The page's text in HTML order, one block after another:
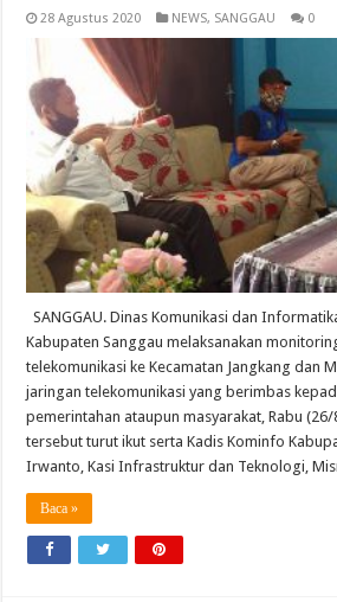
28 Agustus 2020 NEWS, SANGGAU 0
SANGGAU. Dinas Komunikasi dan
Kabupaten Sanggau melaksanakan
telekomunikasi ke Kecamatan Jangkang dan
jaringan telekomunikasi yang berimbas
pemerintahan ataupun masyarakat, Rabu
tersebut turut ikut serta Kadis Kominfo
Irwanto, Kasi Infrastruktur dan Teknologi,
Baca »